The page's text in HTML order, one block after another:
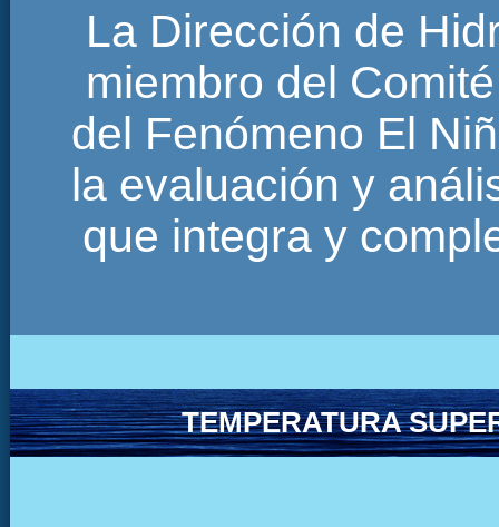
La Dirección de
miembro del
del Fenómeno El
la evaluación y
que integra y
TEMPERATURA